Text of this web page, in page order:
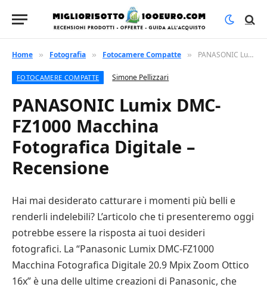
Home » Fotografia » Fotocamere Compatte » PANASONIC Lumix DMC-FZ1000 Macchina Fotografica Digitale – Recensione
FOTOCAMERE COMPATTE Simone Pellizzari
PANASONIC Lumix DMC-
FZ1000 Macchina
Fotografica Digitale –
Recensione
Hai mai desiderato catturare i momenti più belli e
renderli indelebili? L’articolo che ti presenteremo oggi
potrebbe essere la risposta ai tuoi desideri
fotografici. La “Panasonic Lumix DMC-FZ1000
Macchina Fotografica Digitale 20.9 Mpix Zoom Ottico
16x” è una delle ultime creazioni di Panasonic, che